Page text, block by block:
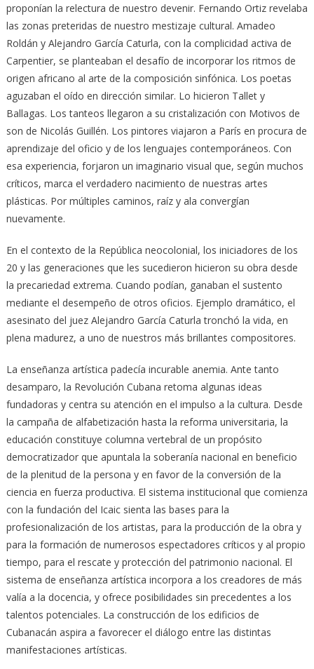
proponían la relectura de nuestro devenir. Fernando Ortiz revelaba
las zonas preteridas de nuestro mestizaje cultural. Amadeo
Roldán y Alejandro García Caturla, con la complicidad activa de
Carpentier, se planteaban el desafío de incorporar los ritmos de
origen africano al arte de la composición sinfónica. Los poetas
aguzaban el oído en dirección similar. Lo hicieron Tallet y
Ballagas. Los tanteos llegaron a su cristalización con Motivos de
son de Nicolás Guillén. Los pintores viajaron a París en procura de
aprendizaje del oficio y de los lenguajes contemporáneos. Con
esa experiencia, forjaron un imaginario visual que, según muchos
críticos, marca el verdadero nacimiento de nuestras artes
plásticas. Por múltiples caminos, raíz y ala convergían
nuevamente.
En el contexto de la República neocolonial, los iniciadores de los
20 y las generaciones que les sucedieron hicieron su obra desde
la precariedad extrema. Cuando podían, ganaban el sustento
mediante el desempeño de otros oficios. Ejemplo dramático, el
asesinato del juez Alejandro García Caturla tronchó la vida, en
plena madurez, a uno de nuestros más brillantes compositores.
La enseñanza artística padecía incurable anemia. Ante tanto
desamparo, la Revolución Cubana retoma algunas ideas
fundadoras y centra su atención en el impulso a la cultura. Desde
la campaña de alfabetización hasta la reforma universitaria, la
educación constituye columna vertebral de un propósito
democratizador que apuntala la soberanía nacional en beneficio
de la plenitud de la persona y en favor de la conversión de la
ciencia en fuerza productiva. El sistema institucional que comienza
con la fundación del Icaic sienta las bases para la
profesionalización de los artistas, para la producción de la obra y
para la formación de numerosos espectadores críticos y al propio
tiempo, para el rescate y protección del patrimonio nacional. El
sistema de enseñanza artística incorpora a los creadores de más
valía a la docencia, y ofrece posibilidades sin precedentes a los
talentos potenciales. La construcción de los edificios de
Cubanacán aspira a favorecer el diálogo entre las distintas
manifestaciones artísticas.